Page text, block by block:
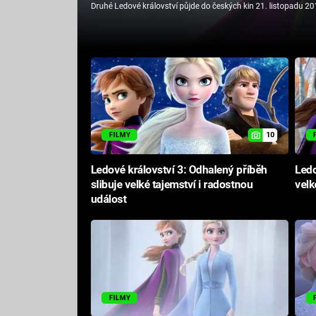
Druhé Ledové království půjde do českých kin 21. listopadu
FILMY 10
Ledové království 3: Odhalený příběh
slibuje velké tajemství i radostnou
událost
FILMY